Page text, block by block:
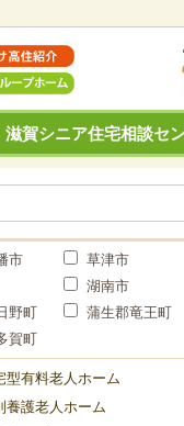
滋賀シニア住宅相談セ
市
草津市
湖南市
野町
蒲生郡竜王町
賀町
型有料老人ホーム
養護老人ホーム